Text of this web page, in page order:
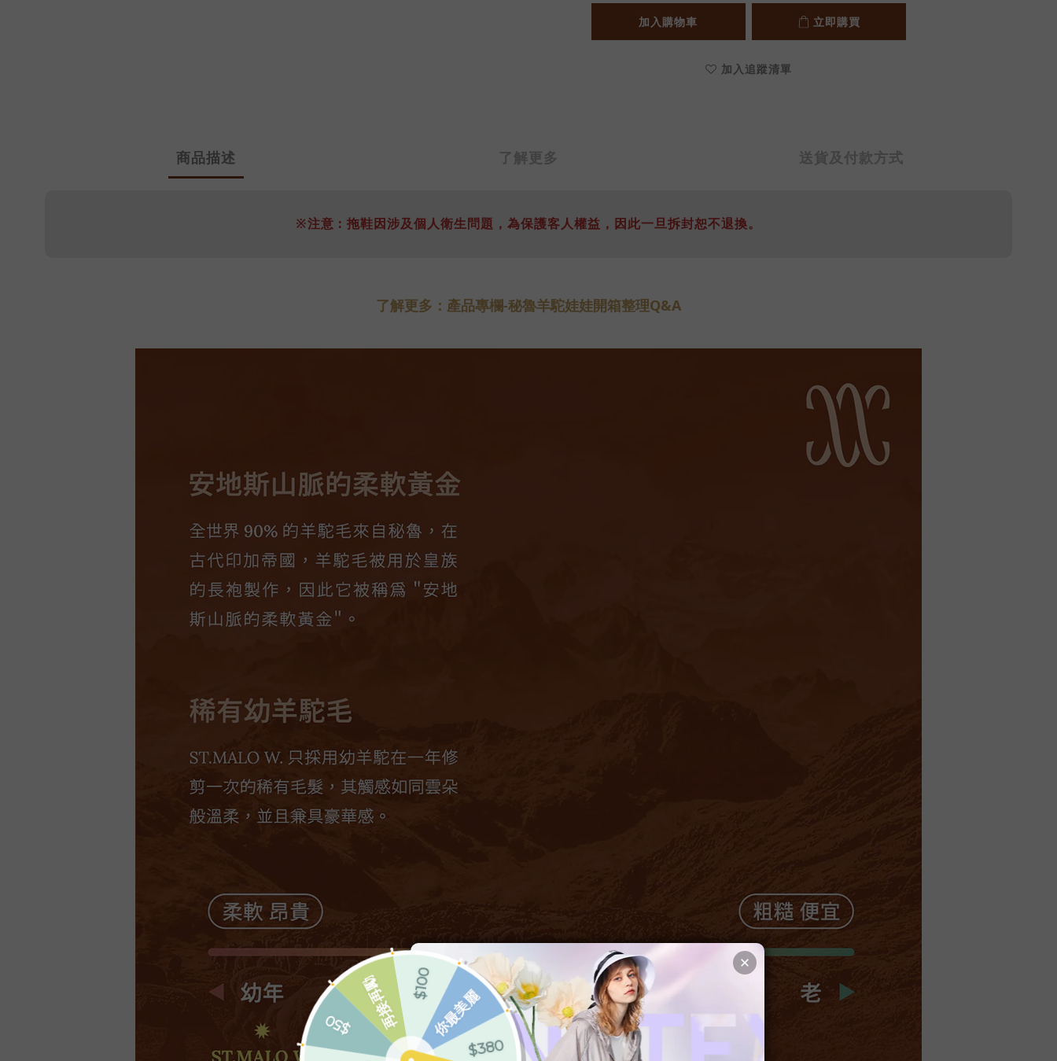
加入購物車 立即購買
加入追蹤清單
商品描述 了解更多 送貨及付款方式
※注意 : 拖鞋因涉及個人衛生問題，為保護客人權益，因此一旦拆封恕不退換。
了解更多：產品專欄-秘魯羊駝娃娃開箱整理Q&A